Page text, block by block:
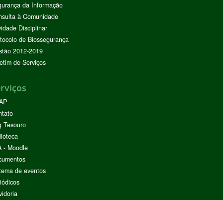
da Informação
à Comunidade
Disciplinar
de Biossegurança
2012-2019
de Serviços
Tesouro
- Moodle
de eventos